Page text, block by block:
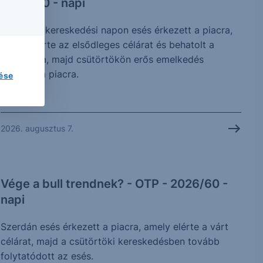
2026/60 - napi
A szerdai kereskedési napon esés érkezett a piacra,
amely elérte az elsődleges célárat és behatolt a
célzónába, majd csütörtökön erős emelkedés
érkezett a piacra.
2026. augusztus 7.
Vége a bull trendnek? - OTP - 2026/60 -
napi
Szerdán esés érkezett a piacra, amely elérte a várt
célárat, majd a csütörtöki kereskedésben tovább
folytatódott az esés.